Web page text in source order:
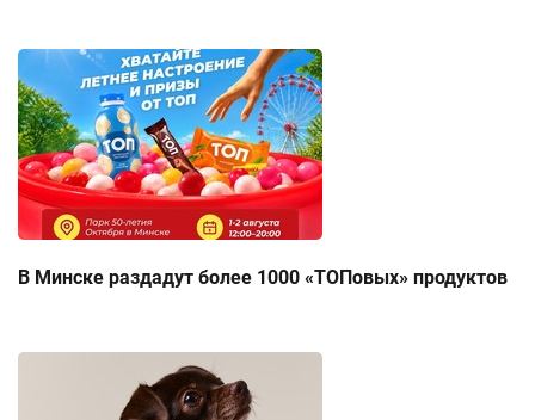
В Минске раздадут более 1000 «ТОПовых» продуктов